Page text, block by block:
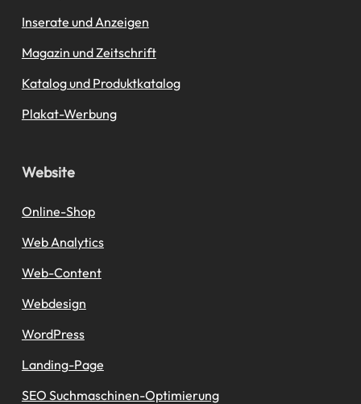
Inserate und Anzeigen
Magazin und Zeitschrift
Katalog und Produktkatalog
Plakat-Werbung
Website
Online-Shop
Web Analytics
Web-Content
Webdesign
WordPress
Landing-Page
SEO Suchmaschinen-Optimierung